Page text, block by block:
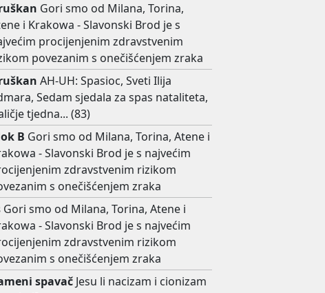
Gori smo od Milana, Torina,
i Krakowa - Slavonski Brod je s
procijenjenim zdravstvenim
povezanim s onečišćenjem zraka
AH-UH: Spasioc, Sveti Ilija
Sedam sjedala za spas nataliteta,
tjedna... (83)
B Gori smo od Milana, Torina, Atene i
- Slavonski Brod je s najvećim
zdravstvenim rizikom
s onečišćenjem zraka
Gori smo od Milana, Torina, Atene i
- Slavonski Brod je s najvećim
zdravstvenim rizikom
s onečišćenjem zraka
spavač Jesu li nacizam i cionizam